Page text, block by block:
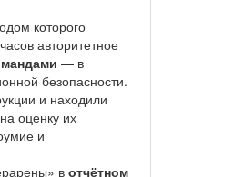
которого
авторитетное
— в
безопасности.
и находили
оценку их
и
в отчётном